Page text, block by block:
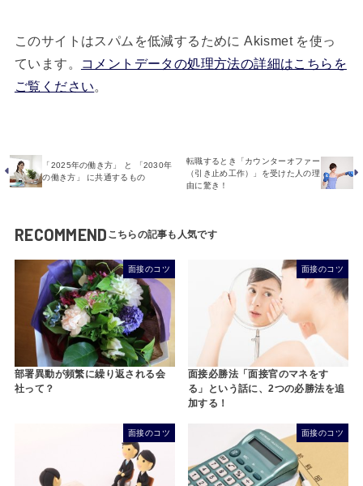
このサイトはスパムを低減するために Akismet を使っ
ています。
コメントデータの処理方法の詳細はこちらを
ご覧ください。
「2025年の働き方」 と 「2030年
の働き方」 に共通するもの
転職するとき「カウンターオファー
（引き止め工作）」を受けた人の理
由に驚き！
RECOMMEND
面接のコツ
部署異動が頻繁に繰り返される会
社って？
面接のコツ
面接必勝法「面接官のマネをす
る」という話に、2つの必勝法を追
加する！
面接のコツ 面接のコツ